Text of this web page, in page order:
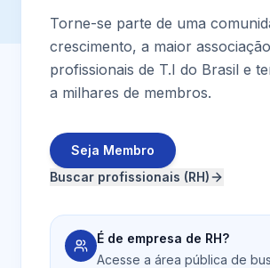
Torne-se parte de uma
crescimento, a maior
profissionais de T.I do Brasil e
a milhares de membros.
Seja Membro
Buscar profissionais (RH)
É de empresa de RH?
Acesse a área pública de